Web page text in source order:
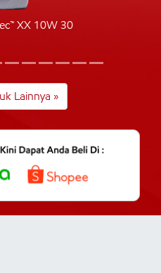
XX 10W 30
Lainnya »